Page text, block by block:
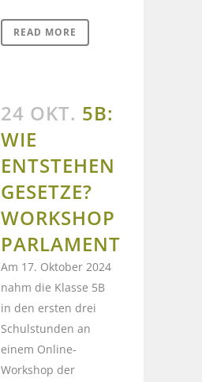
READ MORE
24 OKT. 5B:
WIE
ENTSTEHEN
GESETZE?
WORKSHOP
PARLAMENT
Am 17. Oktober 2024
nahm die Klasse 5B
in den ersten drei
Schulstunden an
einem Online-
Workshop der